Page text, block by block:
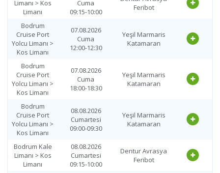
Limanı > Kos
Limanı
Cuma
09:15-10:00
Feribot
Bodrum
Cruise Port
Yolcu Limanı >
Kos Limanı
07.08.2026
Cuma
12:00-12:30
Yeşil Marmaris
Katamaran
Bodrum
Cruise Port
Yolcu Limanı >
Kos Limanı
07.08.2026
Cuma
18:00-18:30
Yeşil Marmaris
Katamaran
Bodrum
Cruise Port
Yolcu Limanı >
Kos Limanı
08.08.2026
Cumartesi
09:00-09:30
Yeşil Marmaris
Katamaran
Bodrum Kale
Limanı > Kos
Limanı
08.08.2026
Cumartesi
09:15-10:00
Dentur Avrasya
Feribot